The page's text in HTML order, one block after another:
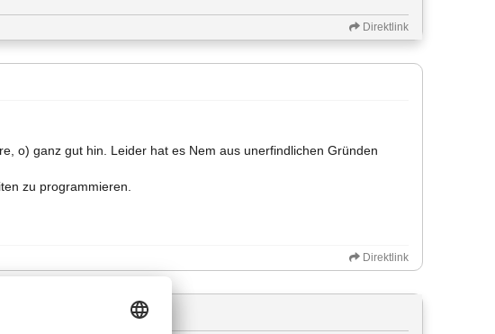
Direktlink
o) ganz gut hin. Leider hat es Nem aus unerfindlichen Gründen
zu programmieren.
Direktlink